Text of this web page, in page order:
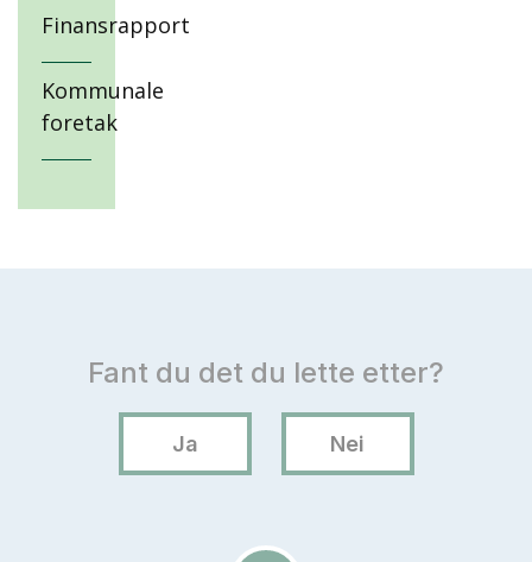
Finansrapport
Kommunale
foretak